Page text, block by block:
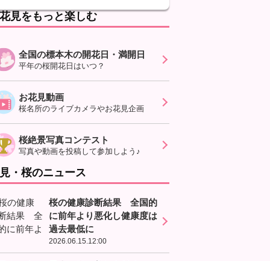
見をもっと楽しむ
全国の標本木の開花日・満開日
平年の桜開花日はいつ？
お花見動画
桜名所のライブカメラやお花見企画
桜絶景写真コンテスト
写真や動画を投稿して参加しよう♪
・桜のニュース
桜の健康診断結果 全国的
に前年より悪化し健康度は
過去最低に
2026.06.15.12:00